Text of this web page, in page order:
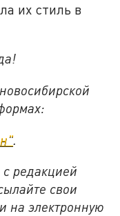
их стиль в
редакцией
свои
на электронную